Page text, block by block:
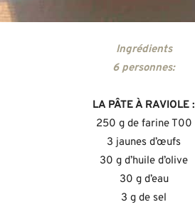
Ingrédients
6 personnes:
LA PÂTE À RAVIOLE :
250 g de farine T00
3 jaunes d’œufs
30 g d’huile d’olive
30 g d’eau
3 g de sel